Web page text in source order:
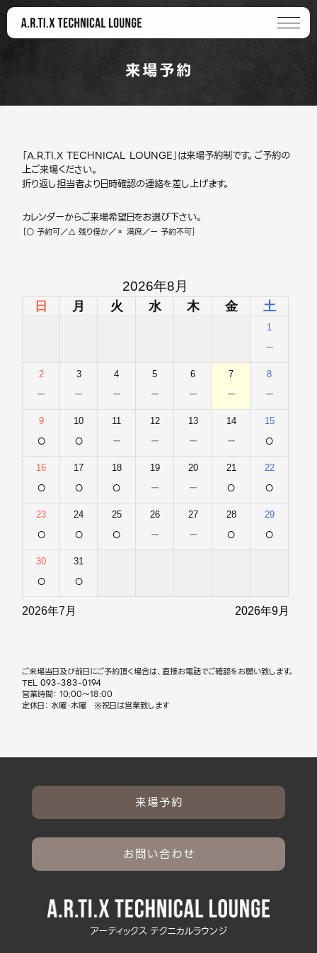
来場予約
「A.R.TI.X TECHNICAL LOUNGE」は来場予約制です。ご予約の
上ご来場ください。
折り返し担当者より日時確認の連絡を差し上げます。
カレンダーからご来場希望日をお選び下さい。
［○ 予約可／△ 残り僅か／× 満席／ー 予約不可］
2026年8月
日 月 火 水 木 金 土
1
－
2
－
3
－
4
－
5
－
6
－
7
－
8
－
9
○
10
○
11
－
12
－
13
－
14
－
15
○
16
○
17
○
18
○
19
－
20
－
21
○
22
○
23
○
24
○
25
○
26
－
27
－
28
○
29
○
30
○
31
○
2026年7月 2026年9月
ご来場当日及び前日にご予約頂く場合は、直接お電話でご確認をお願い致します。
TEL093-383-0194
営業時間： 10:00～18:00
定休日： 水曜・木曜 ※祝日は営業致します
来場予約
お問い合わせ
アーティックス テクニカルラウンジ